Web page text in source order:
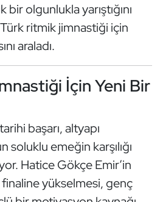
olgunlukla yarıştığını
ritmik jimnastiği için
araladı.
İçin Yeni Bir
başarı, altyapı
soluklu emeğin karşılığı
Hatice Gökçe Emir’in
yükselmesi, genç